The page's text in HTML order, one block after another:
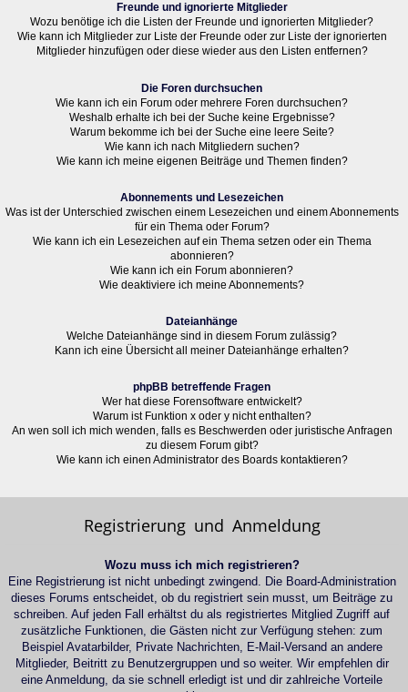
Freunde und ignorierte Mitglieder
Wozu benötige ich die Listen der Freunde und ignorierten Mitglieder?
Wie kann ich Mitglieder zur Liste der Freunde oder zur Liste der ignorierten
Mitglieder hinzufügen oder diese wieder aus den Listen entfernen?
Die Foren durchsuchen
Wie kann ich ein Forum oder mehrere Foren durchsuchen?
Weshalb erhalte ich bei der Suche keine Ergebnisse?
Warum bekomme ich bei der Suche eine leere Seite?
Wie kann ich nach Mitgliedern suchen?
Wie kann ich meine eigenen Beiträge und Themen finden?
Abonnements und Lesezeichen
Was ist der Unterschied zwischen einem Lesezeichen und einem Abonnements
für ein Thema oder Forum?
Wie kann ich ein Lesezeichen auf ein Thema setzen oder ein Thema
abonnieren?
Wie kann ich ein Forum abonnieren?
Wie deaktiviere ich meine Abonnements?
Dateianhänge
Welche Dateianhänge sind in diesem Forum zulässig?
Kann ich eine Übersicht all meiner Dateianhänge erhalten?
phpBB betreffende Fragen
Wer hat diese Forensoftware entwickelt?
Warum ist Funktion x oder y nicht enthalten?
An wen soll ich mich wenden, falls es Beschwerden oder juristische Anfragen
zu diesem Forum gibt?
Wie kann ich einen Administrator des Boards kontaktieren?
Registrierung und Anmeldung
Wozu muss ich mich registrieren?
Eine Registrierung ist nicht unbedingt zwingend. Die Board-Administration
dieses Forums entscheidet, ob du registriert sein musst, um Beiträge zu
schreiben. Auf jeden Fall erhältst du als registriertes Mitglied Zugriff auf
zusätzliche Funktionen, die Gästen nicht zur Verfügung stehen: zum
Beispiel Avatarbilder, Private Nachrichten, E-Mail-Versand an andere
Mitglieder, Beitritt zu Benutzergruppen und so weiter. Wir empfehlen dir
eine Anmeldung, da sie schnell erledigt ist und dir zahlreiche Vorteile